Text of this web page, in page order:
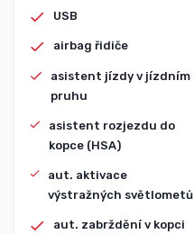
USB
airbag řidiče
asistent jízdy v jízdním
pruhu
asistent rozjezdu do
kopce (HSA)
aut. aktivace
výstražných světlometů
aut. zabrždění v kopci